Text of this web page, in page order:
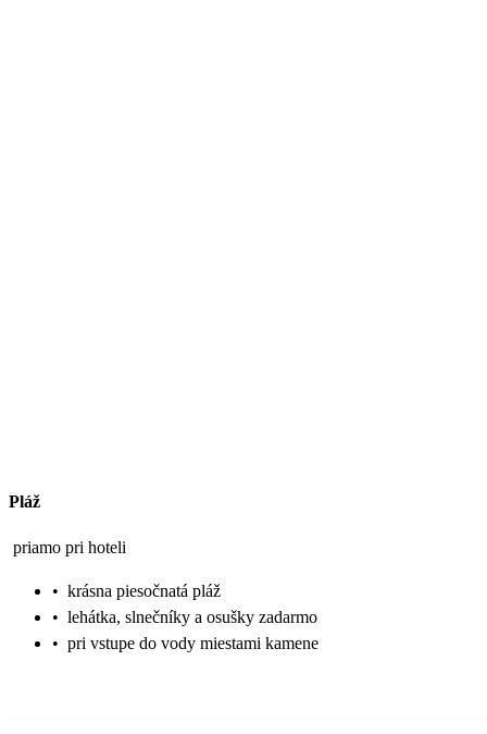
Pláž
priamo pri hoteli
• krásna piesočnatá pláž
• lehátka, slnečníky a osušky zadarmo
• pri vstupe do vody miestami kamene